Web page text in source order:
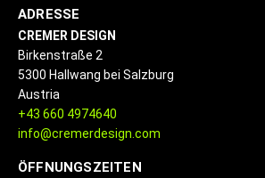
ADRESSE
CREMER DESIGN
Birkenstraße 2
5300 Hallwang bei Salzburg
Austria
+43 660 4974640
info@cremerdesign.com
ÖFFNUNGSZEITEN